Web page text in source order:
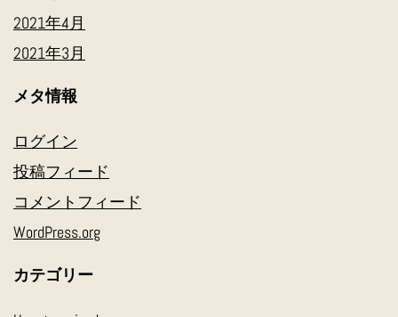
2021年4月
2021年3月
メタ情報
ログイン
投稿フィード
コメントフィード
WordPress.org
カテゴリー